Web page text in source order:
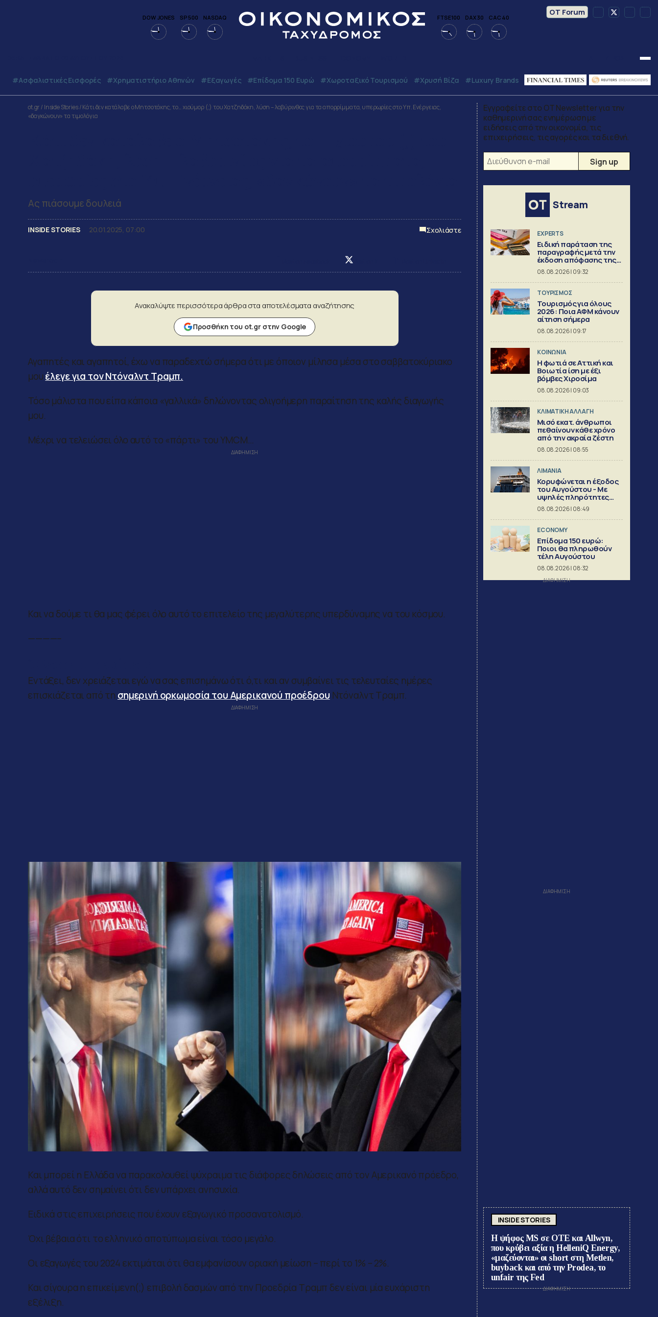
DOW JONES SP 500 NASDAQ FTSE 100 DAX 30 CAC 40
OT Forum
#Ασφαλιστικές Εισφορές #Χρηματιστήριο Αθηνών #εξαγωγές #Επίδομα 150 Ευρώ #Χωροταξικό Τουρισμού #Χρυσή Βίζα #luxury Brands
ot.gr/ Inside Stories/Κάτι δεν κατάλαβε ο Μητσοτάκης, το… χιούμορ (;) του Χατζηδάκη, λύση – λαβύρινθος για τα απορρίμματα, υπερωρίες στο Υπ. Ενέργειας,
«δαγκώνουν» τα τιμολόγια
Ας πιάσουμε δουλειά
INSIDE STORIES 20.01.2025, 07:00 Σχολιάστε
Ανακαλύψτε περισσότερα άρθρα στα αποτελέσματα αναζήτησης
Προσθήκη του ot.gr στην Google
Αγαπητές και αγαπητοί, έχω να παραδεχτώ σήμερα ότι με όποιον μίλησα μέσα στο σαββατοκύριακο
μουέλεγε για τον Ντόναλντ Τραμπ.
Τόσο μάλιστα που είπα κάποια «γαλλικά» δηλώνοντας ολιγοήμερη παραίτηση της καλής διαγωγής
μου.
Μέχρι να τελειώσει όλο αυτό το «πάρτι» του YMCM…
Και να δούμε τι θα μας φέρει όλο αυτό το επιτελείο της μεγαλύτερης υπερδύναμης να του κόσμου.
————–
Εντάξει, δεν χρειάζεται εγώ να σας επισημάνω ότι ό,τι και αν συμβαίνει τις τελευταίες ημέρες
επισκιάζεται από τη σημερινή ορκωμοσία του Αμερικανού προέδρουΝτόναλντ Τραμπ.
Και μπορεί η Ελλάδα να παρακολουθεί ψύχραιμα τις διάφορες δηλώσεις από τον Αμερικανό πρόεδρο,
αλλά αυτό δεν σημαίνει ότι δεν υπάρχει ανησυχία.
Ειδικά στις επιχειρήσεις που έχουν εξαγωγικό προσανατολισμό.
Όχι βέβαια ότι το ελληνικό αποτύπωμα είναι τόσο μεγάλο.
Οι εξαγωγές του 2024 εκτιμάται ότι θα εμφανίσουν οριακή μείωση – περί το 1% – 2%.
Και σίγουρα η επικείμενη(;) επιβολή δασμών από την Προεδρία Τραμπ δεν είναι μία ευχάριστη
εξέλιξη.
Εγγραφείτε στο OT Newsletter για την
καθημερινή σας ενημέρωση με
ειδήσεις από την οικονομία, τις
επιχειρήσεις, τις αγορές και τα διεθνή.
Stream
EXPERTS
Ειδική παράταση της
παραγραφής μετά την
έκδοση απόφασης της
Διεύθυνσης Επίλυσης
Διαφορών [Μέρος 6ο]
08.08.2026 | 09:32
ΤΟΥΡΙΣΜΟΣ
Τουρισμός για όλους
2026: Ποια ΑΦΜ κάνουν
αίτηση σήμερα
08.08.2026 | 09:17
ΚΟΙΝΩΝΙΑ
Η φωτιά σε Αττική και
Βοιωτία ίση με έξι
βόμβες Χιροσίμα
08.08.2026 | 09:03
ΚΛΙΜΑΤΙΚΗ ΑΛΛΑΓΗ
Μισό εκατ. άνθρωποι
πεθαίνουν κάθε χρόνο
από την ακραία ζέστη
08.08.2026 | 08:55
ΛΙΜΑΝΙΑ
Κορυφώνεται η έξοδος
του Αυγούστου - Με
υψηλές πληρότητες
αναχωρούν τα πλοία
08.08.2026 | 08:49
ECONOMY
Επίδομα 150 ευρώ:
Ποιοι θα πληρωθούν
τέλη Αυγούστου
08.08.2026 | 08:32
INSIDE STORIES
Η ψήφος MS σε ΟΤΕ και Allwyn,
που κρύβει αξία η HelleniQ Energy,
«μαζεύονται» οι short στη Metlen,
buyback και από την Prodea, το
unfair της Fed